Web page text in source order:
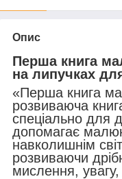
Опис
Перша книга
на липучках
«Перша книга
розвиваюча
спеціально для
допомагає
навколишнім
розвиваючи
мислення,